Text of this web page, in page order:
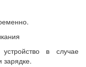
в случае
зарядке.